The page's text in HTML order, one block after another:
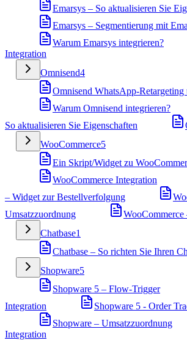
Emarsys – So aktualisieren Sie
Emarsys – Segmentierung mit
Warum Emarsys integrieren?
Integration
Omnisend4
Omnisend WhatsApp-Retargeting
Warum Omnisend integrieren?
So aktualisieren Sie Eigenschaften
WooCommerce5
Ein Skript/Widget zu
WooCommerce Integration
– Widget zur Bestellverfolgung
Umsatzzuordnung
WooCommerce
Chatbase1
Chatbase – So richten Sie Ihren
Shopware5
Shopware 5 – Flow-Trigger
Integration
Shopware 5 - Order
Shopware – Umsatzzuordnung
Integration